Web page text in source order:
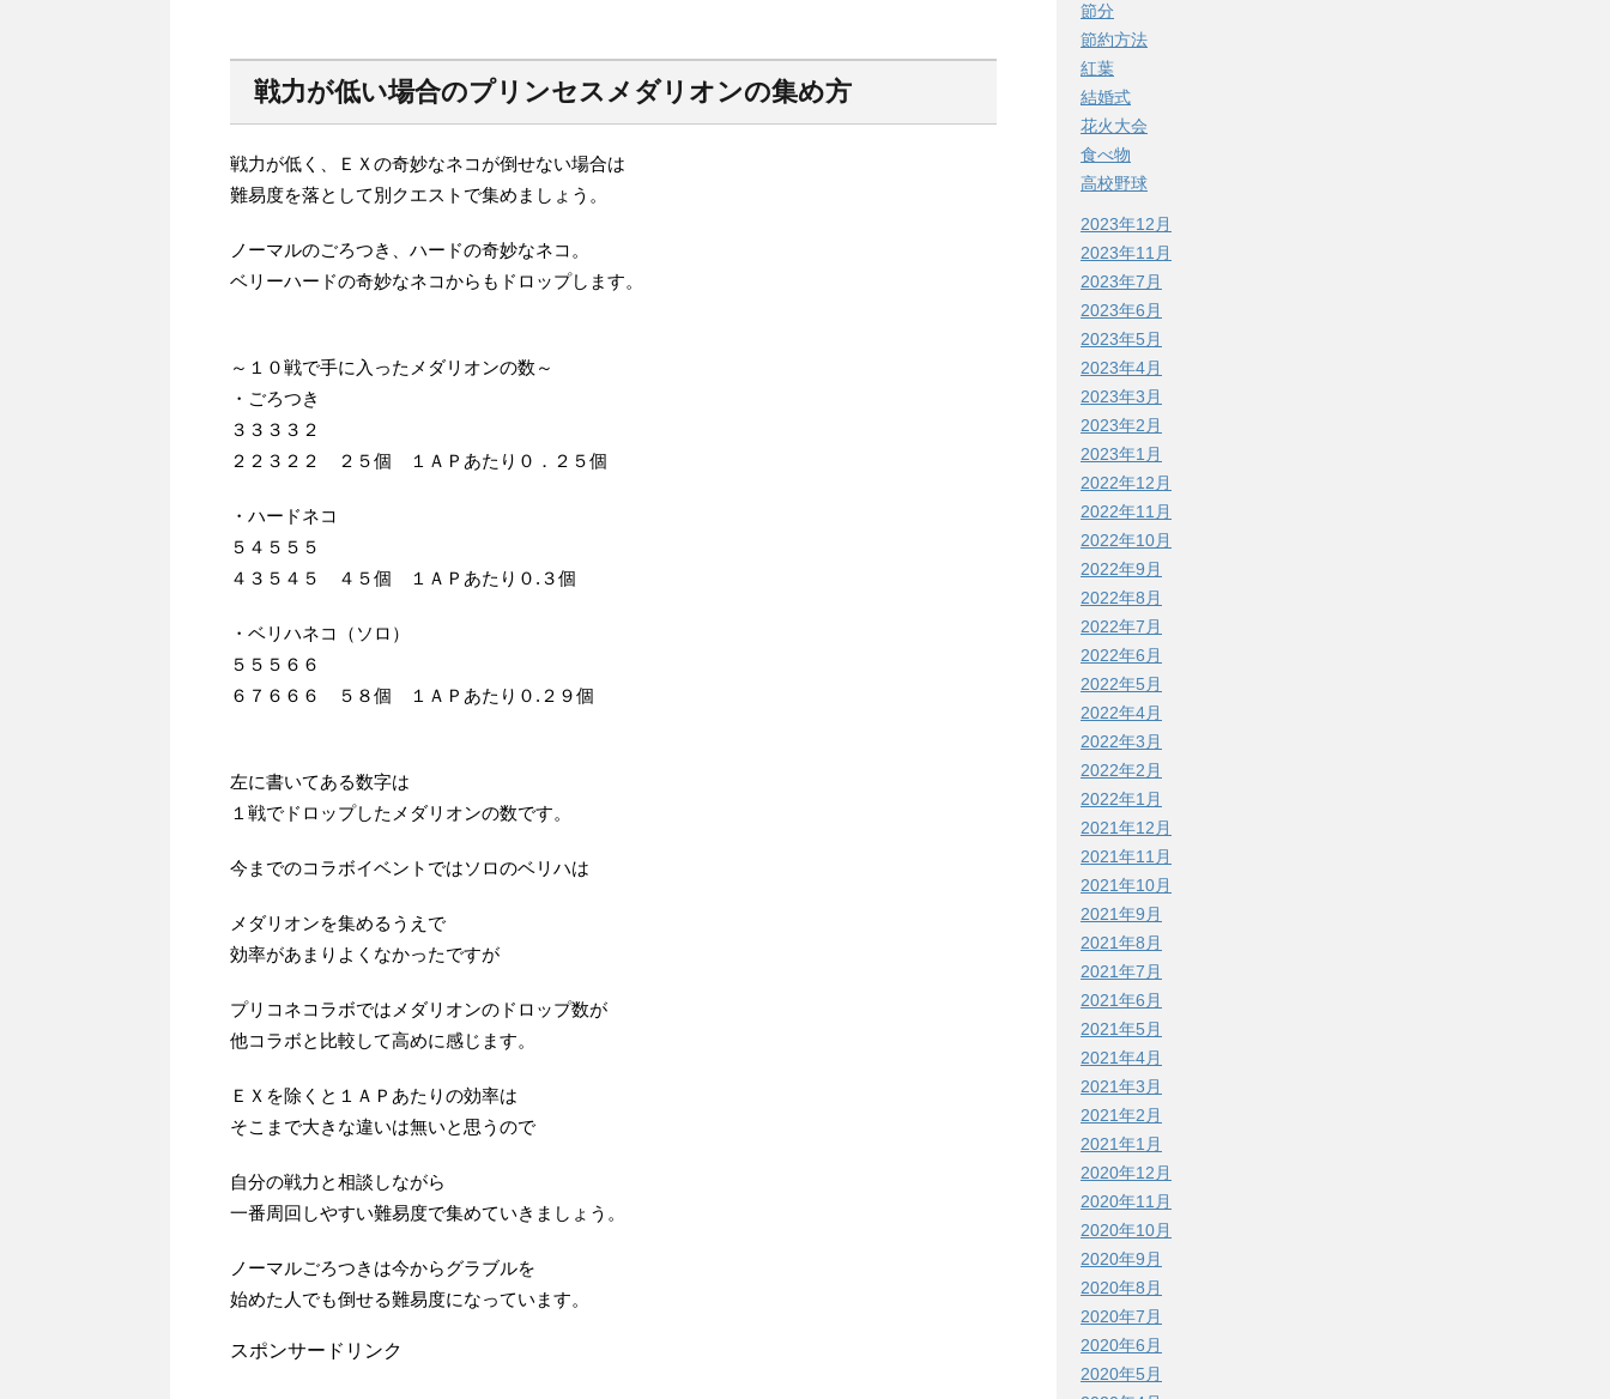
戦力が低い場合のプリンセスメダリオンの集め方
戦力が低く、ＥＸの奇妙なネコが倒せない場合は
難易度を落として別クエストで集めましょう。
ノーマルのごろつき、ハードの奇妙なネコ。
ベリーハードの奇妙なネコからもドロップします。
～１０戦で手に入ったメダリオンの数～
・ごろつき
３３３３２
２２３２２ ２５個 １ＡＰあたり０．２５個
・ハードネコ
５４５５５
４３５４５ ４５個 １ＡＰあたり０.３個
・ベリハネコ（ソロ）
５５５６６
６７６６６ ５８個 １ＡＰあたり０.２９個
左に書いてある数字は
１戦でドロップしたメダリオンの数です。
今までのコラボイベントではソロのベリハは
メダリオンを集めるうえで
効率があまりよくなかったですが
プリコネコラボではメダリオンのドロップ数が
他コラボと比較して高めに感じます。
ＥＸを除くと１ＡＰあたりの効率は
そこまで大きな違いは無いと思うので
自分の戦力と相談しながら
一番周回しやすい難易度で集めていきましょう。
ノーマルごろつきは今からグラブルを
始めた人でも倒せる難易度になっています。
スポンサードリンク
節分
節約方法
紅葉
結婚式
花火大会
食べ物
高校野球
2023年12月
2023年11月
2023年7月
2023年6月
2023年5月
2023年4月
2023年3月
2023年2月
2023年1月
2022年12月
2022年11月
2022年10月
2022年9月
2022年8月
2022年7月
2022年6月
2022年5月
2022年4月
2022年3月
2022年2月
2022年1月
2021年12月
2021年11月
2021年10月
2021年9月
2021年8月
2021年7月
2021年6月
2021年5月
2021年4月
2021年3月
2021年2月
2021年1月
2020年12月
2020年11月
2020年10月
2020年9月
2020年8月
2020年7月
2020年6月
2020年5月